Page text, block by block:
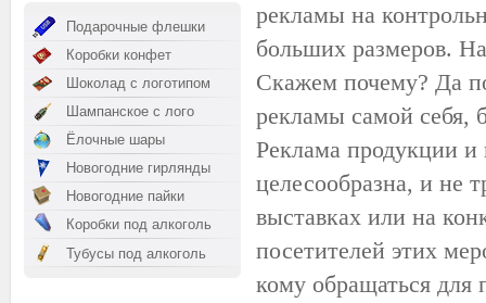
Подарочные флешки
Коробки конфет
Шоколад с логотипом
Шампанское с лого
Ёлочные шары
Новогодние гирлянды
Новогодние пайки
Коробки под алкоголь
Тубусы под алкоголь
рекламы на
больших размеров.
Скажем почему? Да
рекламы самой себя,
Реклама продукции и
целесообразна, и не
выставках или на
посетителей этих
кому обращаться для